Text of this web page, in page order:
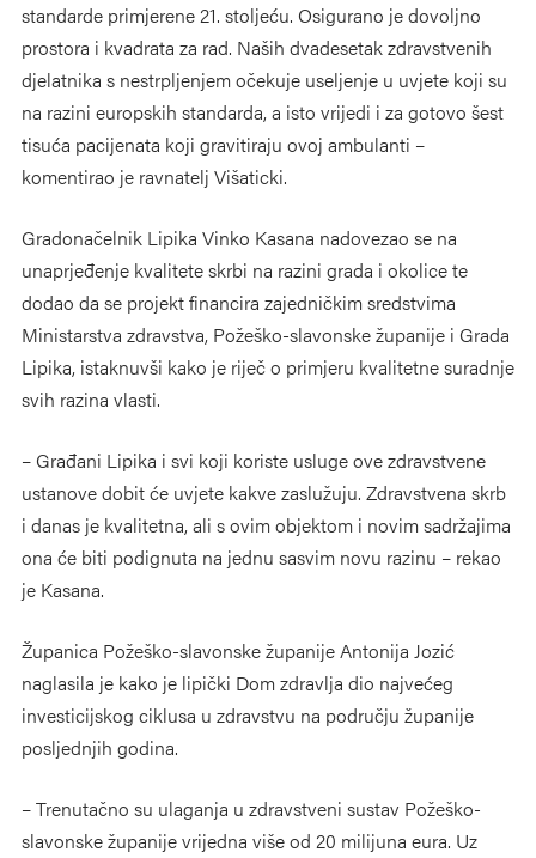
standarde primjerene 21. stoljeću. Osigurano je dovoljno
prostora i kvadrata za rad. Naših dvadesetak zdravstvenih
djelatnika s nestrpljenjem očekuje useljenje u uvjete koji su
na razini europskih standarda, a isto vrijedi i za gotovo šest
tisuća pacijenata koji gravitiraju ovoj ambulanti –
komentirao je ravnatelj Višaticki.
Gradonačelnik Lipika Vinko Kasana nadovezao se na
unaprjeđenje kvalitete skrbi na razini grada i okolice te
dodao da se projekt financira zajedničkim sredstvima
Ministarstva zdravstva, Požeško-slavonske županije i Grada
Lipika, istaknuvši kako je riječ o primjeru kvalitetne suradnje
svih razina vlasti.
– Građani Lipika i svi koji koriste usluge ove zdravstvene
ustanove dobit će uvjete kakve zaslužuju. Zdravstvena skrb
i danas je kvalitetna, ali s ovim objektom i novim sadržajima
ona će biti podignuta na jednu sasvim novu razinu – rekao
je Kasana.
Županica Požeško-slavonske županije Antonija Jozić
naglasila je kako je lipički Dom zdravlja dio najvećeg
investicijskog ciklusa u zdravstvu na području županije
posljednjih godina.
– Trenutačno su ulaganja u zdravstveni sustav Požeško-
slavonske županije vrijedna više od 20 milijuna eura. Uz